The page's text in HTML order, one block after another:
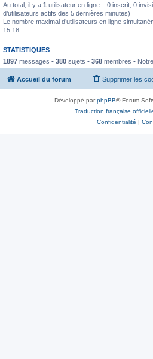
Au total, il y a 1 utilisateur en ligne :: 0 inscrit, 0
d’utilisateurs actifs des 5 dernières minutes)
Le nombre maximal d’utilisateurs en ligne
15:18
STATISTIQUES
1897 messages • 380 sujets • 368 membres •
Accueil du forum Supprimer les
Développé parphpBB® Forum
Traduction française
Confidentialité |